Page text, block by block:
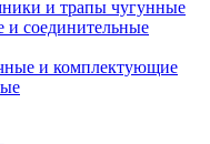
и трапы чугунные
и соединительные
и комплектующие